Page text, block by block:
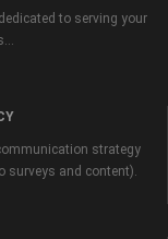
to serving your
strategy
surveys and content).